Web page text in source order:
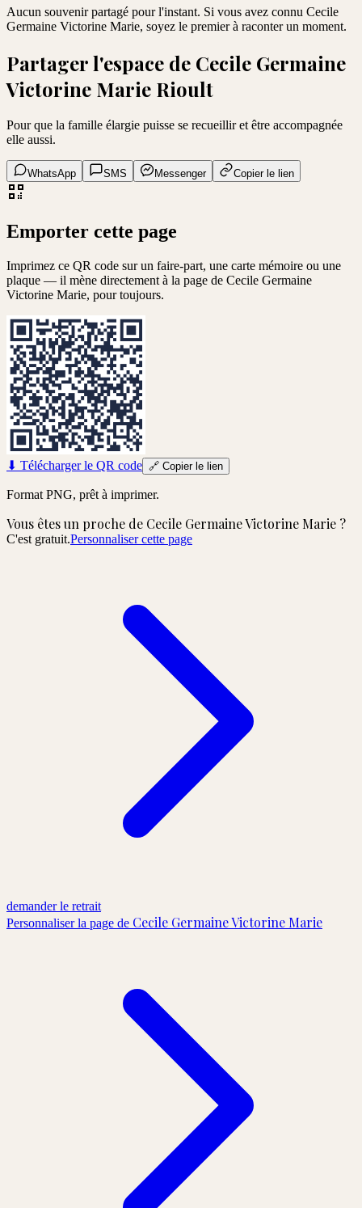
Aucun souvenir partagé pour l'instant. Si vous avez connu Cecile
Germaine Victorine Marie, soyez le premier à raconter un moment.
Partager l'espace de Cecile Germaine
Victorine Marie Rioult
Pour que la famille élargie puisse se recueillir et être accompagnée
elle aussi.
WhatsApp SMS Messenger Copier le lien
Emporter cette page
Imprimez ce QR code sur un faire-part, une carte mémoire ou une
plaque — il mène directement à la page de Cecile Germaine
Victorine Marie, pour toujours.
⬇ Télécharger le QR code 🔗 Copier le lien
Format PNG, prêt à imprimer.
Vous êtes un proche de Cecile Germaine Victorine Marie ?
C'est gratuit.Personnaliser cette page
demander le retrait
Personnaliser la page de Cecile Germaine Victorine Marie